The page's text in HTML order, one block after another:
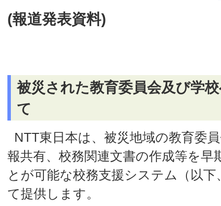
(報道発表資料)
被災された教育委員会及び学
て
NTT東日本は、被災地域の教育委
報共有、校務関連文書の作成等を
とが可能な校務支援システム（以
て提供します。